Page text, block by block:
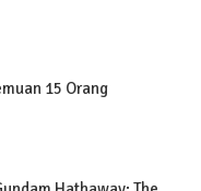
15 Orang